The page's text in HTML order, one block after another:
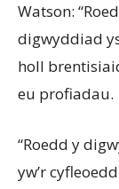
Watson:
digwyddiad
holl
eu profiadau.
“Roedd y
yw’r